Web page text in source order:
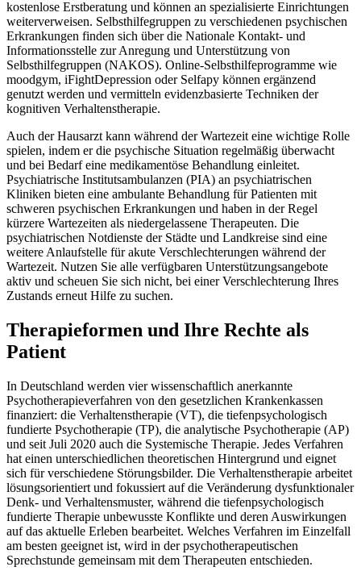
kostenlose Erstberatung und können an spezialisierte Einrichtungen
weiterverweisen. Selbsthilfegruppen zu verschiedenen psychischen
Erkrankungen finden sich über die Nationale Kontakt- und
Informationsstelle zur Anregung und Unterstützung von
Selbsthilfegruppen (NAKOS). Online-Selbsthilfeprogramme wie
moodgym, iFightDepression oder Selfapy können ergänzend
genutzt werden und vermitteln evidenzbasierte Techniken der
kognitiven Verhaltenstherapie.
Auch der Hausarzt kann während der Wartezeit eine wichtige Rolle
spielen, indem er die psychische Situation regelmäßig überwacht
und bei Bedarf eine medikamentöse Behandlung einleitet.
Psychiatrische Institutsambulanzen (PIA) an psychiatrischen
Kliniken bieten eine ambulante Behandlung für Patienten mit
schweren psychischen Erkrankungen und haben in der Regel
kürzere Wartezeiten als niedergelassene Therapeuten. Die
psychiatrischen Notdienste der Städte und Landkreise sind eine
weitere Anlaufstelle für akute Verschlechterungen während der
Wartezeit. Nutzen Sie alle verfügbaren Unterstützungsangebote
aktiv und scheuen Sie sich nicht, bei einer Verschlechterung Ihres
Zustands erneut Hilfe zu suchen.
Therapieformen und Ihre Rechte als
Patient
In Deutschland werden vier wissenschaftlich anerkannte
Psychotherapieverfahren von den gesetzlichen Krankenkassen
finanziert: die Verhaltenstherapie (VT), die tiefenpsychologisch
fundierte Psychotherapie (TP), die analytische Psychotherapie (AP)
und seit Juli 2020 auch die Systemische Therapie. Jedes Verfahren
hat einen unterschiedlichen theoretischen Hintergrund und eignet
sich für verschiedene Störungsbilder. Die Verhaltenstherapie arbeitet
lösungsorientiert und fokussiert auf die Veränderung dysfunktionaler
Denk- und Verhaltensmuster, während die tiefenpsychologisch
fundierte Therapie unbewusste Konflikte und deren Auswirkungen
auf das aktuelle Erleben bearbeitet. Welches Verfahren im Einzelfall
am besten geeignet ist, wird in der psychotherapeutischen
Sprechstunde gemeinsam mit dem Therapeuten entschieden.